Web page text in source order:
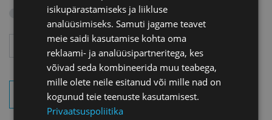
Otsi arhiivist
Kuu
OTSI SÜNDMUSI
isikupärastamiseks ja liikluse
analüüsimiseks. Samuti jagame teavet
meie saidi kasutamise kohta oma
reklaami- ja analüüsipartneritega, kes
võivad seda kombineerida muu teabega,
mille olete neile esitanud või mille nad on
kogunud teie teenuste kasutamisest.
Privaatsuspoliitika